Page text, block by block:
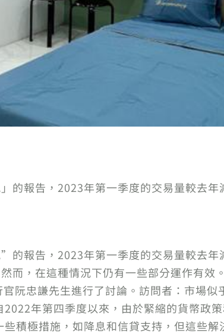
的報告，2023年第一季度的交易量較去
報告，2023年第一季度的交易量較去年
而，在這種情況下仍有一些部分運作有效
阮忠謙先生進行了討論。訪問者：市場似
年第四季度以來，由於緊縮的貨幣政
積極措施，如降息和信貸支持，但這些